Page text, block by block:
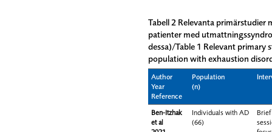
Tabell 2 Relevanta
patienter med
dessa)/Table 1 Relevant
population with exhaustion
Author
Year
Reference
Population
(n)
Ben-Itzhak
et al
Individuals with AD
(66)